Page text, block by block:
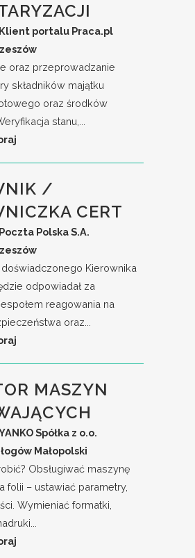
Klient portalu Praca.pl
oraz przeprowadzanie
składników majątku
oraz środków
stanu,...
/
CERT
Poczta Polska S.A.
Kierownika
odpowiadał za
reagowania na
oraz...
MASZYN
Spółka z o.o.
Małopolski
Obsługiwać maszynę
folii – ustawiać parametry,
Wymieniać formatki,